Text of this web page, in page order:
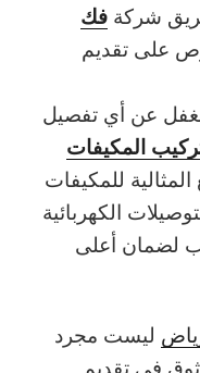
شركة فك
على تقديم
نغفل عن أي تفصيل
المكيفات
للمكيفات
الكهربائية
لضمان أعلى
ليست مجرد
في تقديم